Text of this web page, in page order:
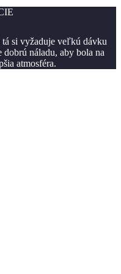
si vyžaduje veľkú dávku
náladu, aby bola na
atmosféra.